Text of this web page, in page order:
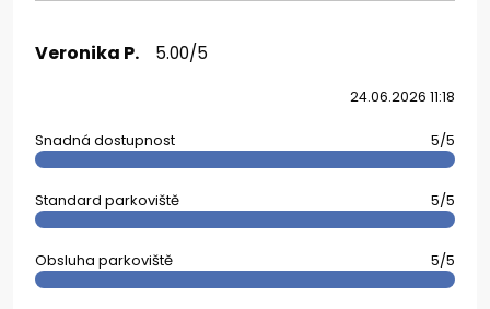
Veronika P. 5.00/5
24.06.2026 11:18
Snadná dostupnost 5/5
Standard parkoviště 5/5
Obsluha parkoviště 5/5